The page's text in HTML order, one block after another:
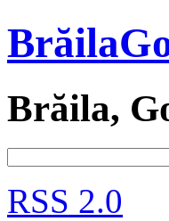
Brăila,
RSS 2.0